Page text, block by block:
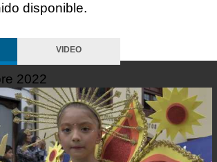
disponible.
VIDEO